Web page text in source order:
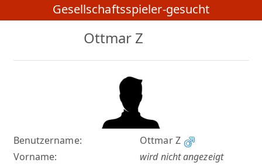
Gesellschaftsspieler-gesucht
Ottmar Z
Benutzername:
Ottmar Z
Vorname:
wird nicht angezeigt